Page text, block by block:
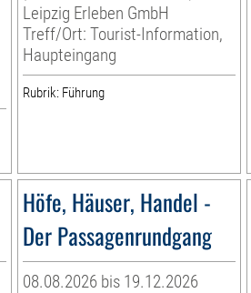
Leipzig Erleben GmbH
Treff/Ort: Tourist-Information,
Haupteingang
Rubrik: Führung
Höfe, Häuser, Handel -
Der Passagenrundgang
08.08.2026 bis 19.12.2026